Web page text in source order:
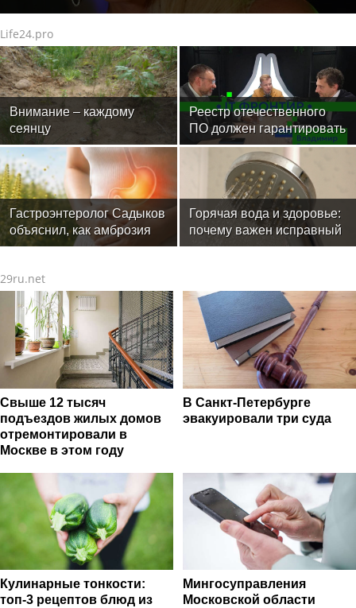
Life24.pro
Внимание – каждому
сеянцу
Реестр отечественного
ПО должен гарантировать
защиту
Гастроэнтеролог Садыков
объяснил, как амброзия
может влиять на ЖКТ
Горячая вода и здоровье:
почему важен исправный
водонагреватель
29ru.net
Свыше 12 тысяч
подъездов жилых домов
отремонтировали в
Москве в этом году
В Санкт-Петербурге
эвакуировали три суда
Кулинарные тонкости:
топ-3 рецептов блюд из
Мингосуправления
Московской области